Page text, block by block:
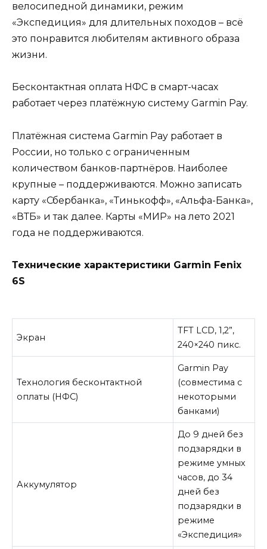
велосипедной динамики, режим
«Экспедиция» для длительных походов – всё
это понравится любителям активного образа
жизни.
Бесконтактная оплата НФС в смарт-часах
работает через платёжную систему Garmin Pay.
Платёжная система Garmin Pay работает в
России, но только с ограниченным
количеством банков-партнёров. Наиболее
крупные – поддерживаются. Можно записать
карту «Сбербанка», «Тинькофф», «Альфа-Банка»,
«ВТБ» и так далее. Карты «МИР» на лето 2021
года не поддерживаются.
Технические характеристики Garmin Fenix
6S
Экран
TFT LCD, 1,2”,
240×240 пикс.
Технология бесконтактной
оплаты (НФС)
Garmin Pay
(совместима с
некоторыми
банками)
Аккумулятор
До 9 дней без
подзарядки в
режиме умных
часов, до 34
дней без
подзарядки в
режиме
«Экспедиция»